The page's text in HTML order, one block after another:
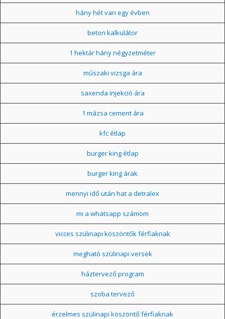
hány hét van egy évben
beton kalkulátor
1 hektár hány négyzetméter
műszaki vizsga ára
saxenda injekció ára
1 mázsa cement ára
kfc étlap
burger king étlap
burger king árak
mennyi idő után hat a detralex
mi a whatsapp számom
vicces szülinapi köszöntők férfiaknak
megható szülinapi versek
háztervező program
szoba tervező
érzelmes szülinapi köszöntő férfiaknak